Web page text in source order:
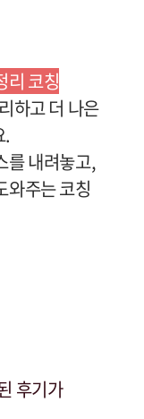
리 코칭
하고 더 나은
.
를 내려놓고,
와주는 코칭
후기가